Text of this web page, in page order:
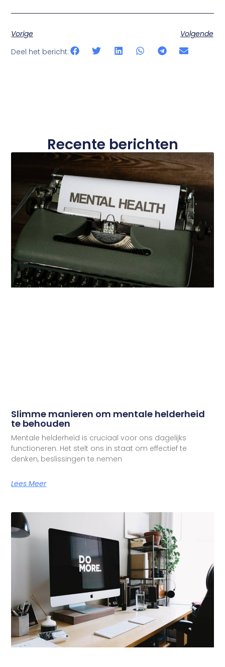
Vorige
Volgende
Deel het bericht:
Recente berichten
Slimme manieren om mentale helderheid
te behouden
Mentale helderheid is cruciaal voor ons dagelijks
functioneren. Het stelt ons in staat om effectief te
denken, beslissingen te nemen
Lees Meer